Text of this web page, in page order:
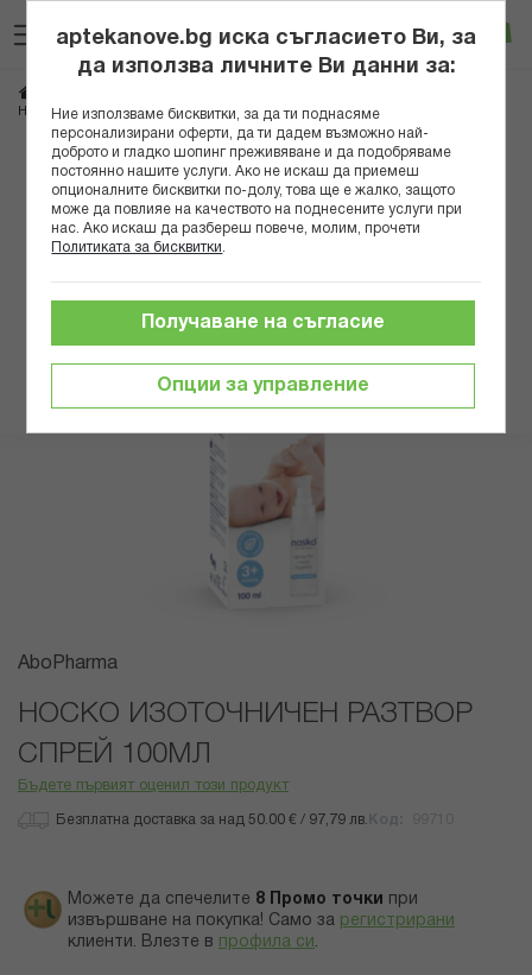
към
съдържанието
Вход
НОСКО ИЗОТОЧНИЧЕН РАЗТВОР СПРЕЙ 100МЛ
Преминете
края
Преминете
началото
галерия
със
AboPharma
НОСКО ИЗОТОЧНИЧЕН РАЗТВОР
СПРЕЙ 100МЛ
Бъдете първият оценил този продукт
Безплатна доставка за над 50.00 € / 97,79 лв.
Можете да спечелите 8 Промо точки
при
извършване на покупка! Само за регистрирани
клиенти. Влезте в профила си .
aptekanove.bg иска съгласието Ви, за
да използва личните Ви данни за:
Ние използваме бисквитки, за да ти поднасяме
персонализирани оферти, да ти дадем възможно най-
доброто и гладко шопинг преживяване и да подобряваме
постоянно нашите услуги. Ако не искаш да приемеш
опционалните бисквитки по-долу, това ще е жалко, защото
може да повлияе на качеството на поднесените услуги при
нас. Ако искаш да разбереш повече, молим, прочети
Политиката за бисквитки
Опции за управление
Получаване на съгласие